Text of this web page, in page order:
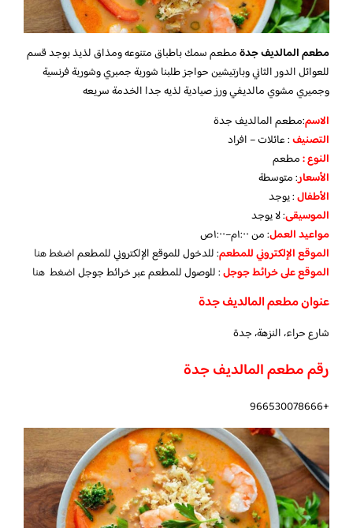
مطعم المالديف جدةمطعم سمك باطباق متنوعه ومذاق لذيذ بوجد قسم
للعوائل الدور الثاني وبارتيشين حواجز طلبنا شوربة جمبري وشوربة فرنسية
وجميري مشوي مالديفي ورز صيادية لذيه جدا الخدمة سريعه
الاسم:مطعم المالديف جدة
التصنيف: عائلات – افراد
النوع :مطعم
الأسعار:متوسطة
الأطفال:يوجد
الموسيقى:لا يوجد
مواعيد العمل: من ١:٠٠م–١:٠٠ص
الموقع الإلكتروني للمطعم: للدخول للموقع الإلكتروني للمطعماضغط هنا
الموقع على خرائط جوجل: للوصول للمطعم عبر خرائط جوجلاضغط هنا
عنوان مطعم المالديف جدة
شارع حراء، النزهة، جدة
رقم مطعم المالديف جدة
+966530078666